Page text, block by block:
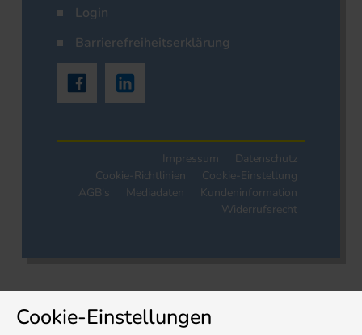
Login
Barrierefreiheitserklärung
Impressum
Datenschutz
Cookie-Richtlinien
Cookie-Einstellung
AGB's
Mediadaten
Kundeninformation
Widerrufsrecht
Cookie-Einstellungen